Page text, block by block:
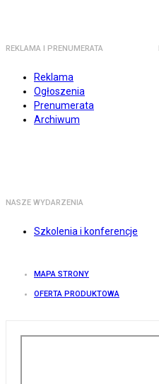
REKLAMA I PRENUMERATA
Reklama
Ogłoszenia
Prenumerata
Archiwum
NASZE WYDARZENIA
Szkolenia i konferencje
MAPA STRONY
OFERTA PRODUKTOWA